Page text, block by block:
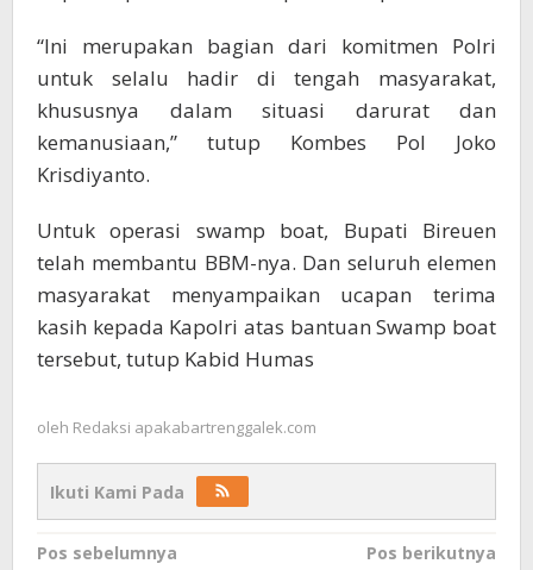
“Ini merupakan bagian dari komitmen Polri
untuk selalu hadir di tengah masyarakat,
khususnya dalam situasi darurat dan
kemanusiaan,” tutup Kombes Pol Joko
Krisdiyanto.
Untuk operasi swamp boat, Bupati Bireuen
telah membantu BBM-nya. Dan seluruh elemen
masyarakat menyampaikan ucapan terima
kasih kepada Kapolri atas bantuan Swamp boat
tersebut, tutup Kabid Humas
oleh Redaksi apakabartrenggalek.com
Ikuti Kami Pada
Navigasi
Pos sebelumnya
Pos berikutnya